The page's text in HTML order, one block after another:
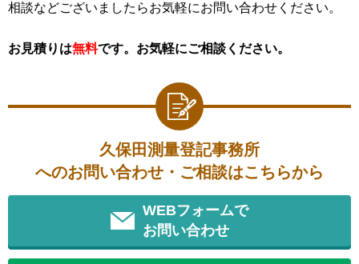
相談などございましたらお気軽にお問い合わせください。
お見積りは無料です。お気軽にご相談ください。
久保田測量登記事務所
へのお問い合わせ・ご相談はこちらから
WEBフォームで
お問い合わせ